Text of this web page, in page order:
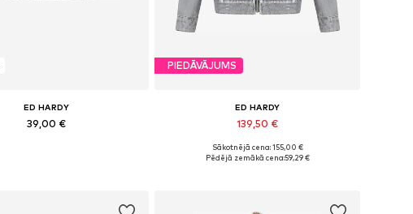
ED HARDY
39,00 €
PIEDĀVĀJUMS
ED HARDY
139,50 €
Pieejamie izmēri: XS, S, M, L
Sākotnējā cena: 155,00 €
Pēdējā zemākā cena:59,29 €